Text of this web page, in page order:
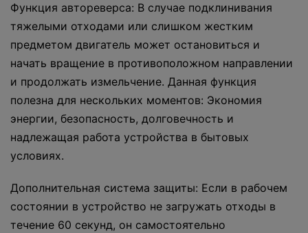
Функция автореверса: В случае подклинивания
тяжелыми отходами или слишком жестким
предметом двигатель может остановиться и
начать вращение в противоположном направлении
и продолжать измельчение. Данная функция
полезна для нескольких моментов: Экономия
энергии, безопасность, долговечность и
надлежащая работа устройства в бытовых
условиях.
Дополнительная система защиты: Если в рабочем
состоянии в устройство не загружать отходы в
течение 60 секунд, он самостоятельно